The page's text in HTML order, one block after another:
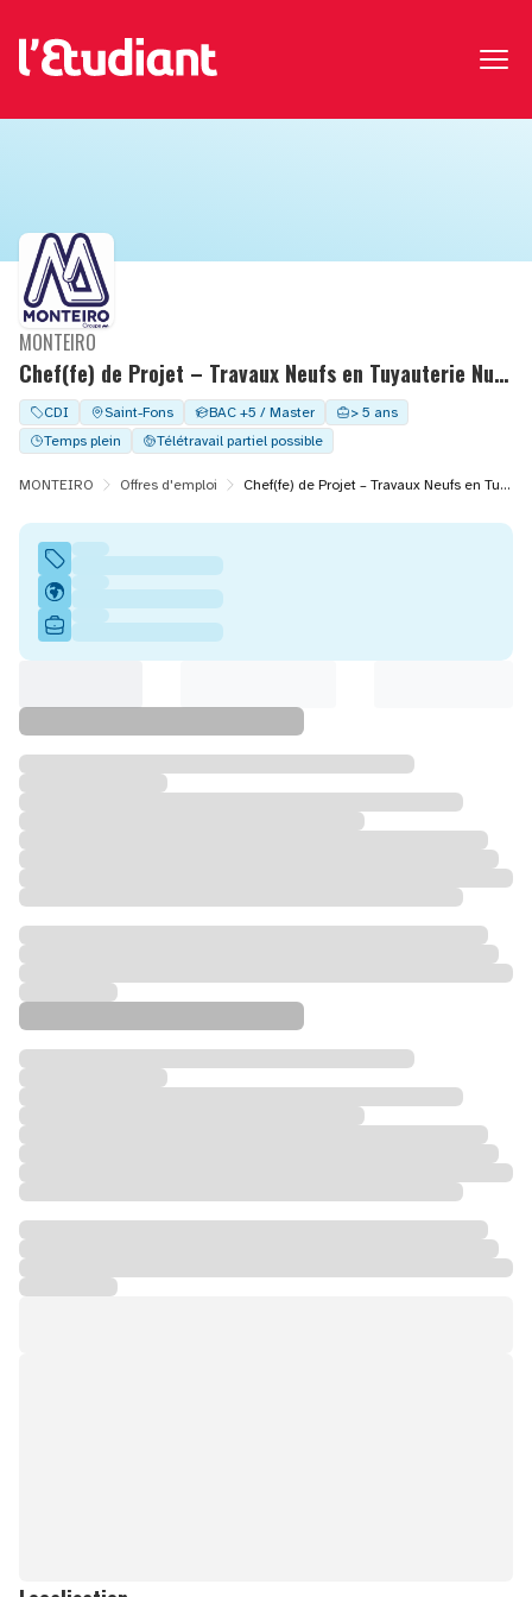
Chef(fe) de Projet – Travaux Neufs en Tuyauterie Nucléaire
MONTEIRO
CDI Saint-Fons BAC +5 / Master
> 5 ans
Temps plein
Télétravail partiel possible
MONTEIRO Offres d'emploi Chef(fe) de Projet – Travaux Neufs en Tuyauterie Nucléaire